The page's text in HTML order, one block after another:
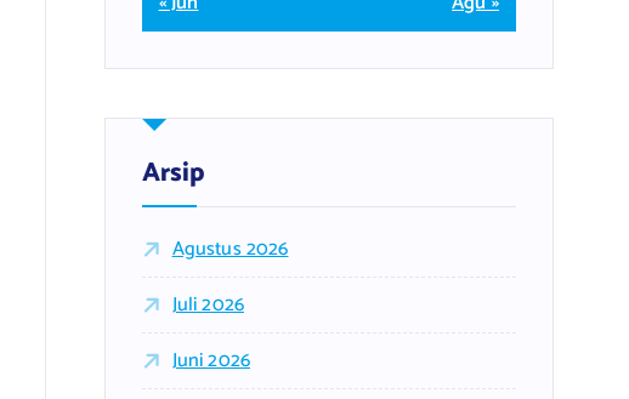
Arsip
Agustus 2026
Juli 2026
Juni 2026